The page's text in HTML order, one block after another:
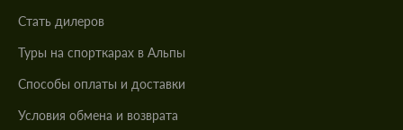
Стать дилеров
Туры на спорткарах в Альпы
Cпособы оплаты и доставки
Условия обмена и возврата